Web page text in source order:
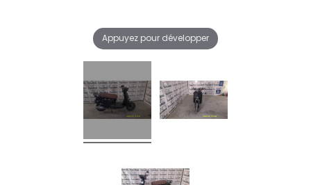
Appuyez pour développer